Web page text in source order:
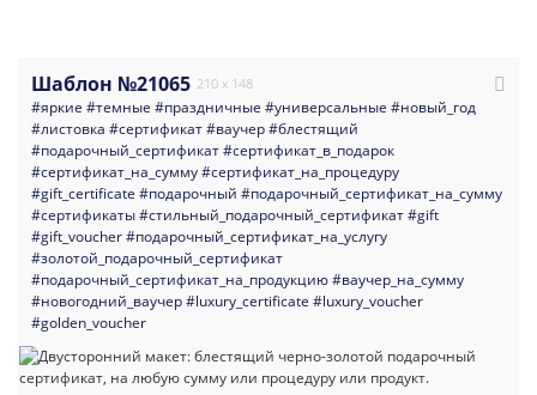
Шаблон №21065 210 x 148
#яркие #темные #праздничные #универсальные #новый_год
#листовка #сертификат#ваучер#блестящий
#подарочный_сертификат#сертификат_в_подарок
#сертификат_на_сумму#сертификат_на_процедуру
#gift_certificate #подарочный #подарочный_сертификат_на_сумму
#сертификаты#стильный_подарочный_сертификат#gift
#gift_voucher#подарочный_сертификат_на_услугу
#золотой_подарочный_сертификат
#подарочный_сертификат_на_продукцию#ваучер_на_сумму
#новогодний_ваучер#luxury_certificate #luxury_voucher
#golden_voucher